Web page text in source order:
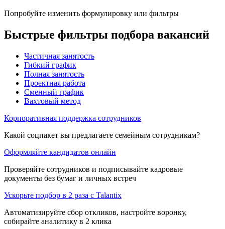
Попробуйте изменить формулировку или фильтры
Быстрые фильтры подбора вакансий
Частичная занятость
Гибкий график
Полная занятость
Проектная работа
Сменный график
Вахтовый метод
Корпоративная поддержка сотрудников
Какой соцпакет вы предлагаете семейным сотрудникам?
Оформляйте кандидатов онлайн
Проверяйте сотрудников и подписывайте кадровые
документы без бумаг и личных встреч
Ускорьте подбор в 2 раза с Talantix
Автоматизируйте сбор откликов, настройте воронку,
собирайте аналитику в 2 клика